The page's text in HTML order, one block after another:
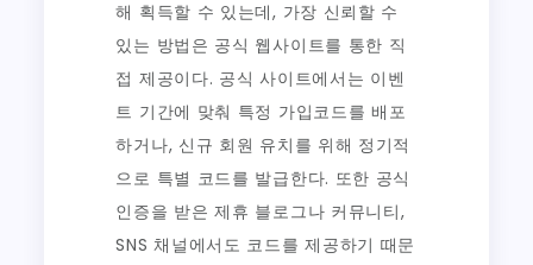
해 획득할 수 있는데, 가장 신뢰할 수
있는 방법은 공식 웹사이트를 통한 직
접 제공이다. 공식 사이트에서는 이벤
트 기간에 맞춰 특정 가입코드를 배포
하거나, 신규 회원 유치를 위해 정기적
으로 특별 코드를 발급한다. 또한 공식
인증을 받은 제휴 블로그나 커뮤니티,
SNS 채널에서도 코드를 제공하기 때문